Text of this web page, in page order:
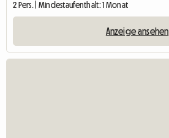
2 Pers. | Mindestaufenthalt: 1 Monat
Anzeige ansehen